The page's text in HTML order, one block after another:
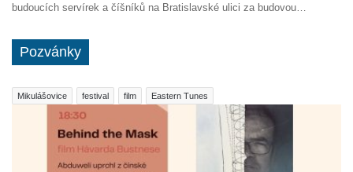
budoucích servírek a číšníků na Bratislavské ulici za budovou…
Pozvánky
Mikulášovice festival film Eastern Tunes